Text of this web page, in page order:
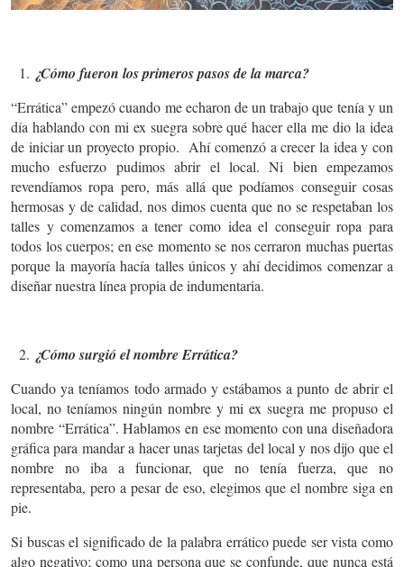
¿Cómo fueron los primeros pasos de la marca?
“Errática” empezó cuando me echaron de un trabajo que tenía y un
día hablando con mi ex suegra sobre qué hacer ella me dio la idea
de iniciar un proyecto propio. Ahí comenzó a crecer la idea y con
mucho esfuerzo pudimos abrir el local. Ni bien empezamos
revendíamos ropa pero, más allá que podíamos conseguir cosas
hermosas y de calidad, nos dimos cuenta que no se respetaban los
talles y comenzamos a tener como idea el conseguir ropa para
todos los cuerpos; en ese momento se nos cerraron muchas puertas
porque la mayoría hacía talles únicos y ahí decidimos comenzar a
diseñar nuestra línea propia de indumentaria.
¿Cómo surgió el nombre Errática?
Cuando ya teníamos todo armado y estábamos a punto de abrir el
local, no teníamos ningún nombre y mi ex suegra me propuso el
nombre “Errática”. Hablamos en ese momento con una diseñadora
gráfica para mandar a hacer unas tarjetas del local y nos dijo que el
nombre no iba a funcionar, que no tenía fuerza, que no
representaba, pero a pesar de eso, elegimos que el nombre siga en
pie.
Si buscas el significado de la palabra errático puede ser vista como
algo negativo; como una persona que se confunde, que nunca está